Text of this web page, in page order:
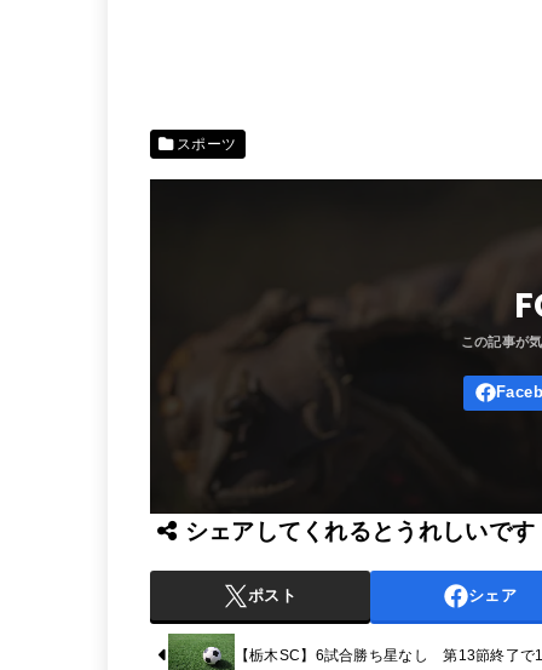
スポーツ
シェアしてくれるとうれしいです
ポスト シェア
【栃木SC】6試合勝ち星なし 第13節終了で